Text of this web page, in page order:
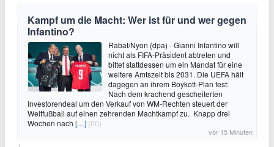
Kampf um die Macht: Wer ist für und wer gegen
Infantino?
Rabat/Nyon (dpa) - Gianni Infantino will
nicht als FIFA-Präsident abtreten und
bittet stattdessen um ein Mandat für eine
weitere Amtszeit bis 2031. Die UEFA hält
dagegen an ihrem Boykott-Plan fest:
Nach dem krachend gescheiterten
Investorendeal um den Verkauf von WM-Rechten steuert der
Weltfußball auf einen zehrenden Machtkampf zu. Knapp drei
Wochen nach […] (00)
vor 15 Minuten